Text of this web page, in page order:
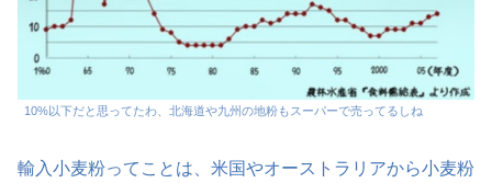
10%以下だと思ってたわ、北海道や九州の地粉もスーパーで売ってるしね
輸入小麦粉ってことは、米国やオーストラリアから小麦粉